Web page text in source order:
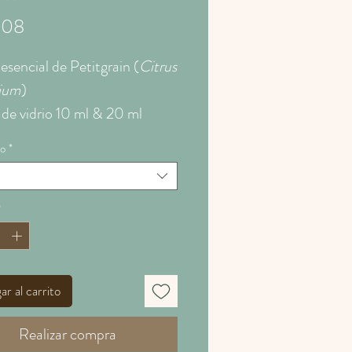
Precio
de Petitgrain (Citrus
)
vidrio 10 ml & 20 ml
#aceiteesencial
#grupoalca
*
al carrito
Realizar compra